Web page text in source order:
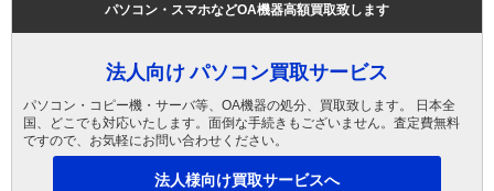
パソコン・スマホなどOA機器高額買取致します
法人向け パソコン買取サービス
パソコン・コピー機・サーバ等、OA機器の処分、買取致します。 日本全
国、どこでも対応いたします。面倒な手続きもございません。査定費無料
ですので、お気軽にお問い合わせください。
法人様向け買取サービスへ